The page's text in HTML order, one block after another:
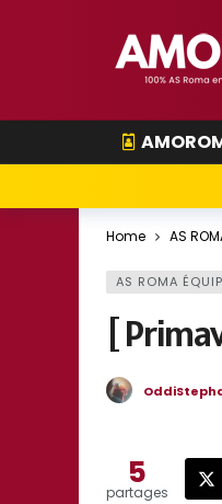
Home AS
AS ROMA
[
5
partages